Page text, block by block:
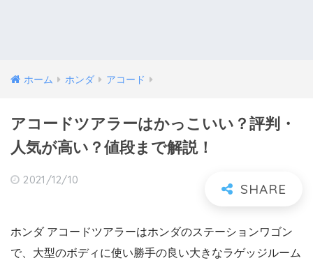
ホーム ホンダ アコード
アコードツアラーはかっこいい？評判・
人気が高い？値段まで解説！
2021/12/10
ホンダ アコードツアラーはホンダのステーションワゴン
で、大型のボディに使い勝手の良い大きなラゲッジルーム